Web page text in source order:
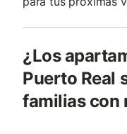
¿Los
Puerto Real
familias con